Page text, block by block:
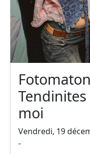
moi
Vendredi, 19
-